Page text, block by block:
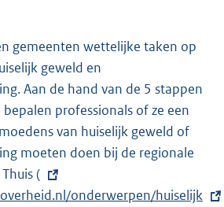
gemeenten wettelijke taken op
geweld en
Aan de hand van de 5 stappen
professionals of ze een
van huiselijk geweld of
moeten doen bij de regionale
E
x
(
xonderwerpen/huiselijk